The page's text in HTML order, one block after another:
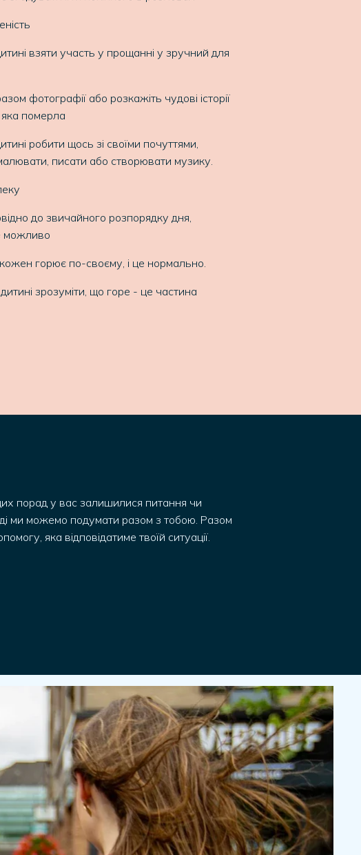
взяти участь у прощанні у зручний для
фотографії або розкажіть чудові історії
померла
робити щось зі своїми почуттями,
писати або створювати музику.
до звичайного розпорядку дня,
можливо
горює по-своєму, і це нормально.
зрозуміти, що горе - це частина
порад у вас залишилися питання чи
ми можемо подумати разом з тобою. Разом
яка відповідатиме твоїй ситуації.